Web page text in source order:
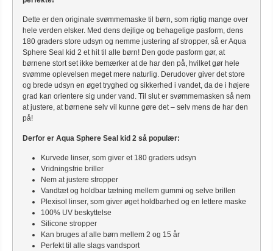
Dette er den originale svømmemaske til børn, som rigtig mange over
hele verden elsker. Med dens dejlige og behagelige pasform, dens
180 graders store udsyn og nemme justering af stropper, så er Aqua
Sphere Seal kid 2 et hit til alle børn! Den gode pasform gør, at
børnene stort set ikke bemærker at de har den på, hvilket gør hele
svømme oplevelsen meget mere naturlig. Derudover giver det store
og brede udsyn en øget tryghed og sikkerhed i vandet, da de i højere
grad kan orientere sig under vand. Til slut er svømmemasken så nem
at justere, at børnene selv vil kunne gøre det – selv mens de har den
på!
Derfor er Aqua Sphere Seal kid 2 så populær:
Kurvede linser, som giver et 180 graders udsyn
Vridningsfrie briller
Nem at justere stropper
Vandtæt og holdbar tætning mellem gummi og selve brillen
Plexisol linser, som giver øget holdbarhed og en lettere maske
100% UV beskyttelse
Silicone stropper
Kan bruges af alle børn mellem 2 og 15 år
Perfekt til alle slags vandsport